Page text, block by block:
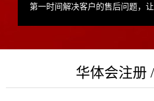
第一时间解决客户的售后问题，
华体会注册